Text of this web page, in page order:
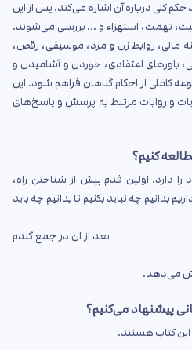
کلی درباره آن اشاره می‌کند. پس از این
تهمت، استهزاء و ... بررسی می‌شوند.
مالی، روابط زن و مرد، موسیقی، رقص،
باورهای اعتقادی، خوردن و آشامیدن و
کاملی از احکام گناهان فراهم شود. این
و روایات مرتبط به پرسش و پاسخ‌های
کنیم؟
دارد. اولین قدم پیش از شناختن راه،
بدانیم چه نباید بکنیم تا بدانیم چه باید
کن بعد از ان در جمع گندم
می‌دهد.
پیشنهاد می‌کنیم؟
کتاب هستند.